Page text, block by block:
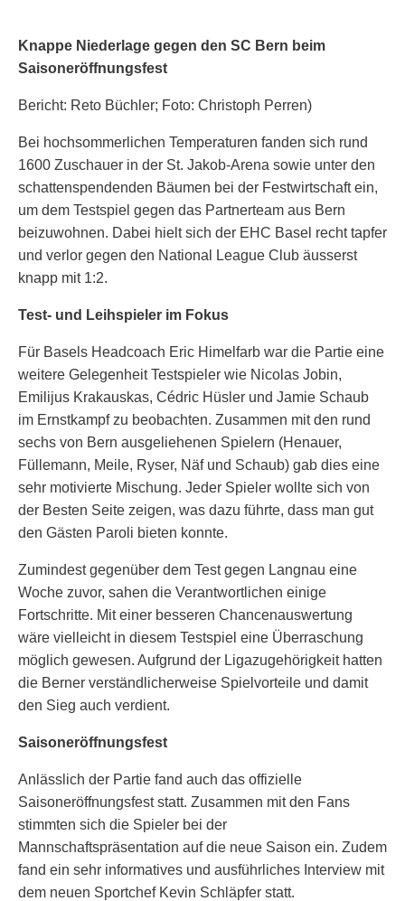
Knappe Niederlage gegen den SC Bern beim
Saisoneröffnungsfest
Bericht: Reto Büchler; Foto: Christoph Perren)
Bei hochsommerlichen Temperaturen fanden sich rund
1600 Zuschauer in der St. Jakob-Arena sowie unter den
schattenspendenden Bäumen bei der Festwirtschaft ein,
um dem Testspiel gegen das Partnerteam aus Bern
beizuwohnen. Dabei hielt sich der EHC Basel recht tapfer
und verlor gegen den National League Club äusserst
knapp mit 1:2.
Test- und Leihspieler im Fokus
Für Basels Headcoach Eric Himelfarb war die Partie eine
weitere Gelegenheit Testspieler wie Nicolas Jobin,
Emilijus Krakauskas, Cédric Hüsler und Jamie Schaub
im Ernstkampf zu beobachten. Zusammen mit den rund
sechs von Bern ausgeliehenen Spielern (Henauer,
Füllemann, Meile, Ryser, Näf und Schaub) gab dies eine
sehr motivierte Mischung. Jeder Spieler wollte sich von
der Besten Seite zeigen, was dazu führte, dass man gut
den Gästen Paroli bieten konnte.
Zumindest gegenüber dem Test gegen Langnau eine
Woche zuvor, sahen die Verantwortlichen einige
Fortschritte. Mit einer besseren Chancenauswertung
wäre vielleicht in diesem Testspiel eine Überraschung
möglich gewesen. Aufgrund der Ligazugehörigkeit hatten
die Berner verständlicherweise Spielvorteile und damit
den Sieg auch verdient.
Saisoneröffnungsfest
Anlässlich der Partie fand auch das offizielle
Saisoneröffnungsfest statt. Zusammen mit den Fans
stimmten sich die Spieler bei der
Mannschaftspräsentation auf die neue Saison ein. Zudem
fand ein sehr informatives und ausführliches Interview mit
dem neuen Sportchef Kevin Schläpfer statt.